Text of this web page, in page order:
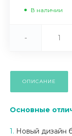
В наличии
-
ОПИСАНИЕ
Основные
1. Новый дизайн